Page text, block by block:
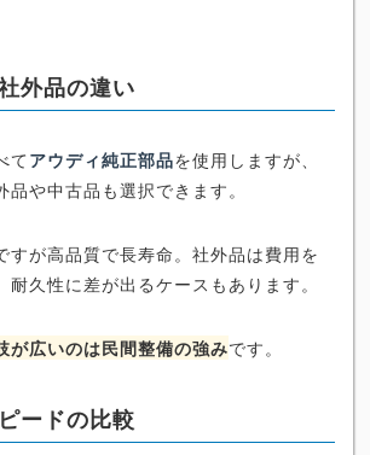
外品の違い
てアウディ純正部品を使用しますが、
や中古品も選択できます。
すが高品質で長寿命。社外品は費用を
久性に差が出るケースもあります。
が広いのは民間整備の強みです。
ードの比較